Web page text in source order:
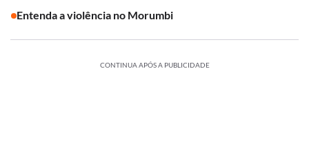
Entenda a violência no Morumbi
CONTINUA APÓS A PUBLICIDADE